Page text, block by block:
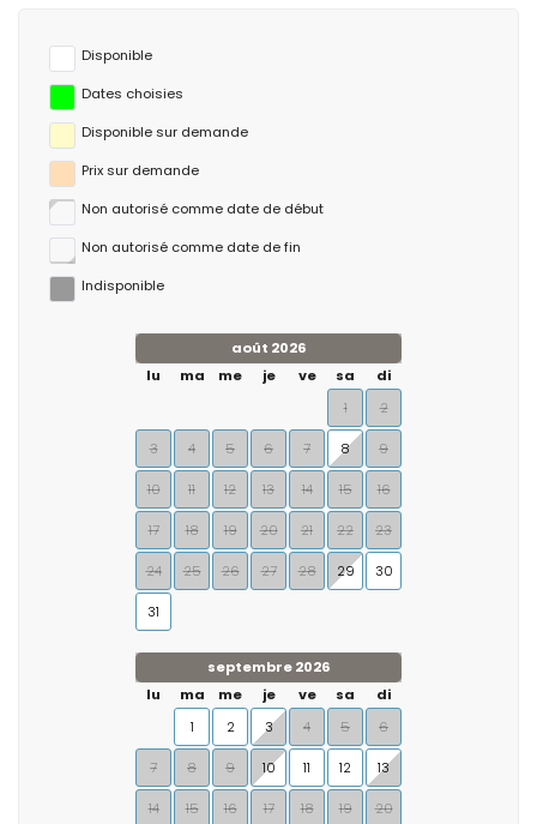
Disponible
Dates choisies
Disponible sur demande
Prix ​​sur demande
Non autorisé comme date de début
Non autorisé comme date de fin
Indisponible
août 2026
lu
ma me je ve sa
di
1
2
3 4 5 6 7 8 9
10 11 12 13 14 15 16
17 18 19 20 21 22 23
24 25 26 27 28 29 30
31
septembre 2026
lu
ma me je ve sa
di
1
2 3 4 5 6
7 8 9 10 11 12 13
14 15 16 17 18 19 20